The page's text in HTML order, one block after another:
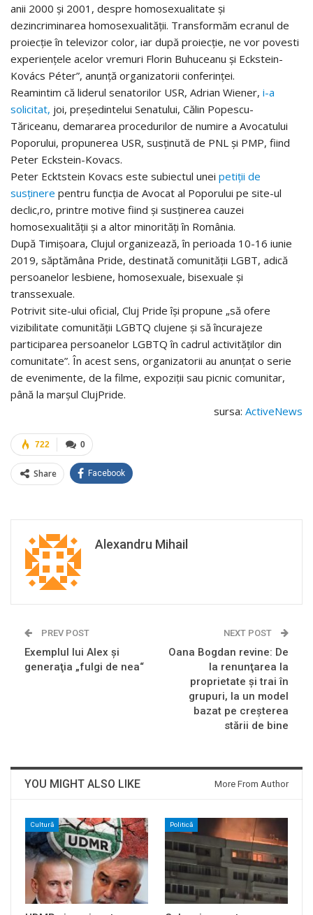
anii 2000 și 2001, despre homosexualitate și
dezincriminarea homosexualității. Transformăm ecranul de
proiecție în televizor color, iar după proiecție, ne vor povesti
experiențele acelor vremuri Florin Buhuceanu și Eckstein-
Kovács Péter”, anunță organizatorii conferinței.
Reamintim că liderul senatorilor USR, Adrian Wiener, i-a
solicitat, joi, președintelui Senatului, Călin Popescu-
Tăriceanu, demararea procedurilor de numire a Avocatului
Poporului, propunerea USR, susținută de PNL și PMP, fiind
Peter Eckstein-Kovacs.
Peter Ecktstein Kovacs este subiectul unei petiții de
susținere pentru funcția de Avocat al Poporului pe site-ul
declic,ro, printre motive fiind și susținerea cauzei
homosexualității și a altor minorități în România.
După Timișoara, Clujul organizează, în perioada 10-16 iunie
2019, săptămâna Pride, destinată comunității LGBT, adică
persoanelor lesbiene, homosexuale, bisexuale și
transsexuale.
Potrivit site-ului oficial, Cluj Pride își propune „să ofere
vizibilitate comunității LGBTQ clujene și să încurajeze
participarea persoanelor LGBTQ în cadrul activităților din
comunitate”. În acest sens, organizatorii au anunțat o serie
de evenimente, de la filme, expoziții sau picnic comunitar,
până la marșul ClujPride.
sursa: ActiveNews
0
722
Share Facebook
Alexandru Mihail
PREV POST
Exemplul lui Alex şi
generaţia „fulgi de nea“
NEXT POST
Oana Bogdan revine: De
la renunţarea la
proprietate şi trai în
grupuri, la un model
bazat pe creşterea
stării de bine
YOU MIGHT ALSO LIKE More From Author
Cultură Politică